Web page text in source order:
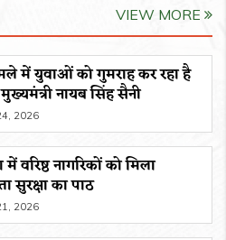
VIEW MORE
में युवाओं को गुमराह कर रहा है
नायब सिंह सैनी
2026
वरिष्ठ नागरिकों को मिला
सुरक्षा का पाठ
2026